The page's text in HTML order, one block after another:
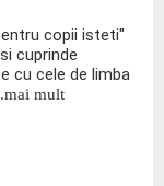
copii isteti"
cuprinde
cu cele de limba
mult